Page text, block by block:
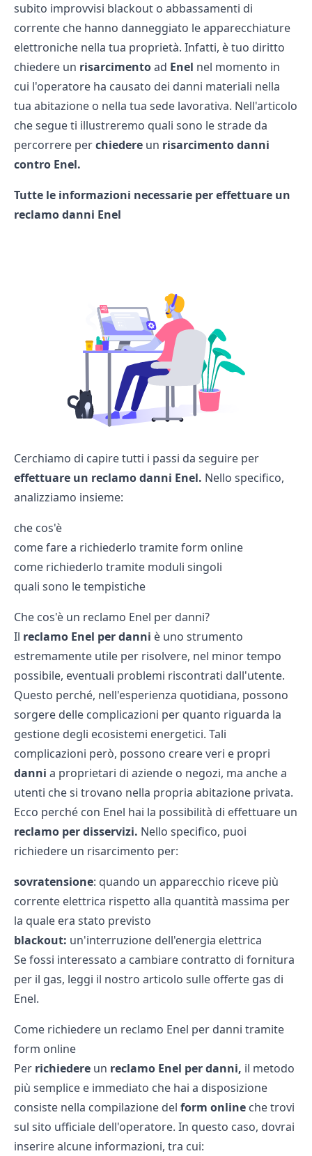
subito improvvisi blackout o abbassamenti di
corrente che hanno danneggiato le apparecchiature
elettroniche nella tua proprietà. Infatti, è tuo diritto
chiedere un risarcimentoad Enel nel momento in
cui l'operatore ha causato dei danni materiali nella
tua abitazione o nella tua sede lavorativa. Nell'articolo
che segue ti illustreremo quali sono le strade da
percorrere perchiedere un risarcimento danni
contro Enel.
Tutte le informazioni necessarie per effettuare un
reclamo danni Enel
Cerchiamo di capire tutti i passi da seguire per
effettuare un reclamo danni Enel. Nello specifico,
analizziamo insieme:
che cos'è
come fare a richiederlo tramite form online
come richiederlo tramite moduli singoli
quali sono le tempistiche
Che cos'è un reclamo Enel per danni?
Il reclamo Enel per danni è uno strumento
estremamente utile per risolvere, nel minor tempo
possibile, eventuali problemi riscontrati dall'utente.
Questo perché, nell'esperienza quotidiana, possono
sorgere delle complicazioni per quanto riguarda la
gestione degli ecosistemi energetici. Tali
complicazioni però, possono creare veri e propri
danni a proprietari di aziende o negozi, ma anche a
utenti che si trovano nella propria abitazione privata.
Ecco perché con Enel hai la possibilità di effettuare un
reclamo per disservizi. Nello specifico, puoi
richiedere un risarcimento per:
sovratensione: quando un apparecchio riceve più
corrente elettrica rispetto alla quantità massima per
la quale era stato previsto
blackout: un'interruzione dell'energia elettrica
Se fossi interessato a cambiare contratto di fornitura
per il gas, leggi il nostro articolo sulle offerte gas di
Enel.
Come richiedere un reclamo Enel per danni tramite
form online
Per richiedere un reclamo Enel per danni, il metodo
più semplice e immediato che hai a disposizione
consiste nella compilazione del form online che trovi
sul sito ufficiale dell'operatore. In questo caso, dovrai
inserire alcune informazioni, tra cui: